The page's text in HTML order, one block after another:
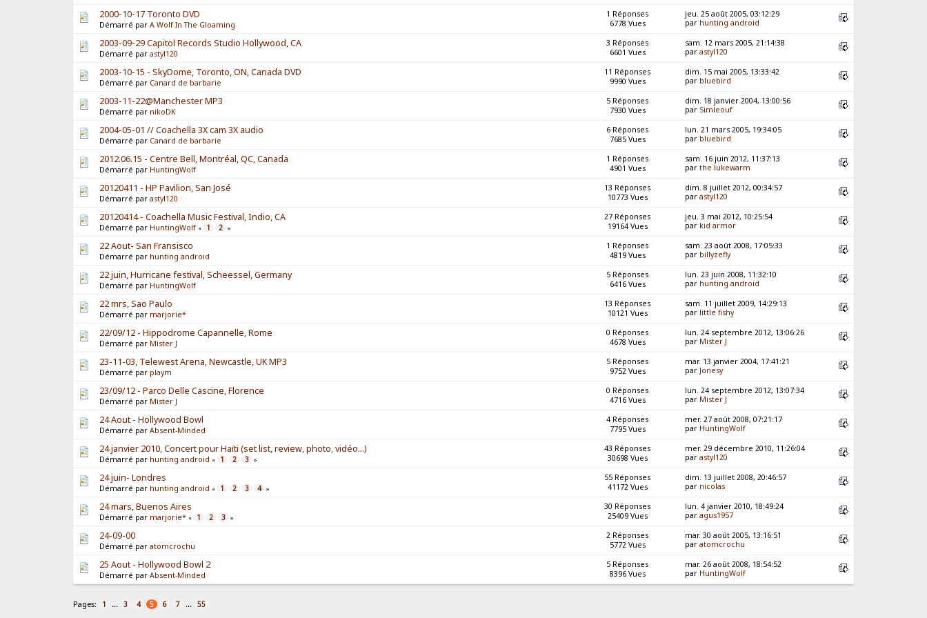
2000-10-17 Toronto DVD
Démarré par A Wolf In The Gloaming
1 Réponses
6778 Vues
jeu. 25 août 2005, 03:12:29
par hunting android
2003-09-29 Capitol Records Studio Hollywood, CA
Démarré par astyl120
3 Réponses
6601 Vues
sam. 12 mars 2005, 21:14:38
par astyl120
2003-10-15 - SkyDome, Toronto, ON, Canada DVD
Démarré par Canard de barbarie
11 Réponses
9990 Vues
dim. 15 mai 2005, 13:33:42
par bluebird
2003-11-22@Manchester MP3
Démarré par nikoDK
5 Réponses
7930 Vues
dim. 18 janvier 2004, 13:00:56
par Simleouf
2004-05-01 // Coachella 3X cam 3X audio
Démarré par Canard de barbarie
6 Réponses
7685 Vues
lun. 21 mars 2005, 19:34:05
par bluebird
2012.06.15 - Centre Bell, Montréal, QC, Canada
Démarré par HuntingWolf
1 Réponses
4901 Vues
sam. 16 juin 2012, 11:37:13
par the lukewarm
20120411 - HP Pavilion, San José
Démarré par astyl120
13 Réponses
10773 Vues
dim. 8 juillet 2012, 00:34:57
par astyl120
20120414 - Coachella Music Festival, Indio, CA
Démarré par HuntingWolf « 1 2 »
27 Réponses
19164 Vues
jeu. 3 mai 2012, 10:25:54
par kid armor
22 Aout- San Fransisco
Démarré par hunting android
1 Réponses
4819 Vues
sam. 23 août 2008, 17:05:33
par billyzefly
22 juin, Hurricane festival, Scheessel, Germany
Démarré par HuntingWolf
5 Réponses
6416 Vues
lun. 23 juin 2008, 11:32:10
par hunting android
22 mrs, Sao Paulo
Démarré par marjorie*
13 Réponses
10121 Vues
sam. 11 juillet 2009, 14:29:13
par little fishy
22/09/12 - Hippodrome Capannelle, Rome
Démarré par Mister J
0 Réponses
4678 Vues
lun. 24 septembre 2012, 13:06:26
par Mister J
23-11-03, Telewest Arena, Newcastle, UK MP3
Démarré par playm
5 Réponses
9752 Vues
mar. 13 janvier 2004, 17:41:21
par Jonesy
23/09/12 - Parco Delle Cascine, Florence
Démarré par Mister J
0 Réponses
4716 Vues
lun. 24 septembre 2012, 13:07:34
par Mister J
24 Aout - Hollywood Bowl
Démarré par Absent-Minded
4 Réponses
7795 Vues
mer. 27 août 2008, 07:21:17
par HuntingWolf
24 janvier 2010, Concert pour Haïti (set list, review, photo, vidéo...)
Démarré par hunting android « 1 2 3 »
43 Réponses
30698 Vues
mer. 29 décembre 2010, 11:26:04
par astyl120
24 juin- Londres
Démarré par hunting android « 1 2 3 4 »
55 Réponses
41172 Vues
dim. 13 juillet 2008, 20:46:57
par nicolas
24 mars, Buenos Aires
Démarré par marjorie* « 1 2 3 »
30 Réponses
25409 Vues
lun. 4 janvier 2010, 18:49:24
par agus1957
24-09-00
Démarré par atomcrochu
2 Réponses
5772 Vues
mar. 30 août 2005, 13:16:51
par atomcrochu
25 Aout - Hollywood Bowl 2
Démarré par Absent-Minded
5 Réponses
8396 Vues
mar. 26 août 2008, 18:54:52
par HuntingWolf
Pages: 1 ... 3 4 5 6 7 ... 55